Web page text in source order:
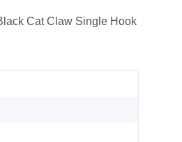
Cat Claw Single Hook